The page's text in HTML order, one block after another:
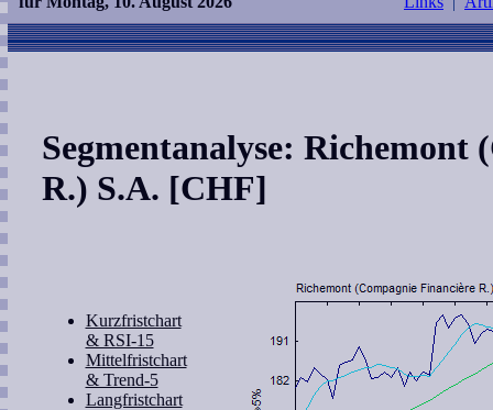
Segmentanalyse: Richemont
R.) S.A. [CHF]
Kurzfristchart
& RSI-15
Mittelfristchart
& Trend-5
Langfristchart